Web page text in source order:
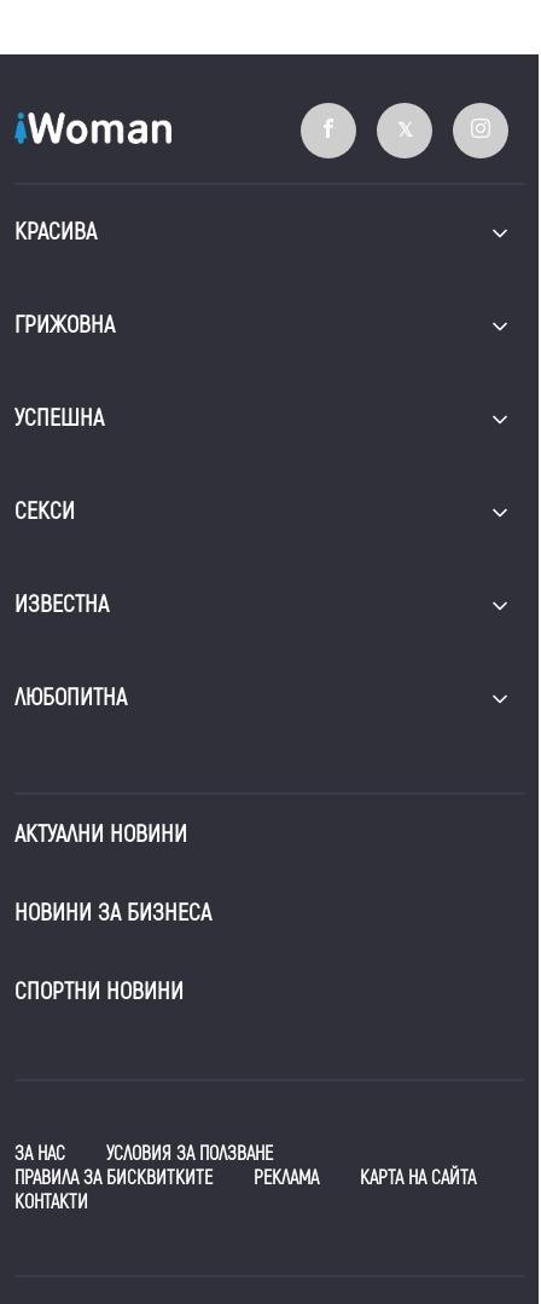
КРАСИВА
ГРИЖОВНА
УСПЕШНА
СЕКСИ
ИЗВЕСТНА
ЛЮБОПИТНА
АКТУАЛНИ НОВИНИ
НОВИНИ ЗА БИЗНЕСА
СПОРТНИ НОВИНИ
ЗА НАС
УСЛОВИЯ ЗА ПОЛЗВАНЕ
ПРАВИЛА ЗА БИСКВИТКИТЕ
РЕКЛАМА
КАРТА НА САЙТА
КОНТАКТИ